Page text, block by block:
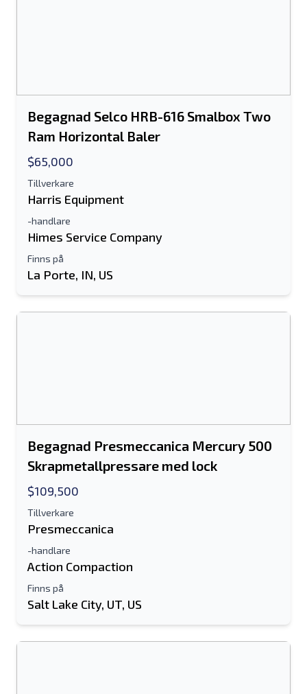
Begagnad Selco HRB-616 Smalbox Two
Ram Horizontal Baler
$65,000
Tillverkare
Harris Equipment
-handlare
Himes Service Company
Finns på
La Porte, IN, US
Begagnad Presmeccanica Mercury 500
Skrapmetallpressare med lock
$109,500
Tillverkare
Presmeccanica
-handlare
Action Compaction
Finns på
Salt Lake City, UT, US
Skicka